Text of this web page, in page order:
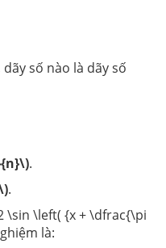
số nào là dãy số
.
.
\sin \left( {x + \dfrac{\pi
là: